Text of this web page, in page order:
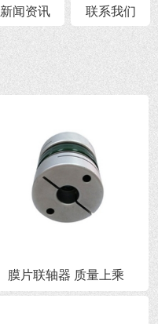
联轴器安全性能避免与轴抱死的情况
新闻资讯 联系我们
膜片联轴器 质量上乘